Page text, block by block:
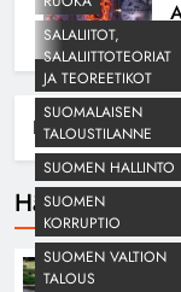
Home
SALALIITOT,
SALALIITTOTEORIAT
JA TEOREETIKOT
SUOMALAISEN
TALOUSTILANNE
SUOMEN HALLINTO
SUOMEN
KORRUPTIO
SUOMEN VALTION
TALOUS